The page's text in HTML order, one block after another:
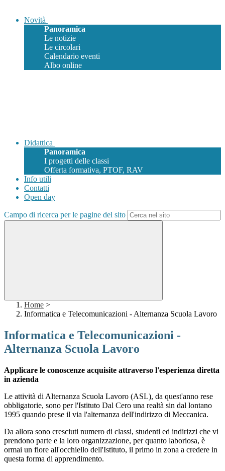
Novità
Panoramica
Le notizie
Le circolari
Calendario eventi
Albo online
Didattica
Panoramica
I progetti delle classi
Offerta formativa, PTOF, RAV
Info utili
Contatti
Open day
Campo di ricerca per le pagine del sito
Home >
Informatica e Telecomunicazioni - Alternanza Scuola Lavoro
Informatica e Telecomunicazioni -
Alternanza Scuola Lavoro
Applicare le conoscenze acquisite attraverso l'esperienza diretta
in azienda
Le attività di Alternanza Scuola Lavoro (ASL), da quest'anno rese
obbligatorie, sono per l'Istituto Dal Cero una realtà sin dal lontano
1995 quando prese il via l'alternanza dell'indirizzo di Meccanica.
Da allora sono cresciuti numero di classi, studenti ed indirizzi che vi
prendono parte e la loro organizzazione, per quanto laboriosa, è
ormai un fiore all'occhiello dell'Istituto, il primo in zona a credere in
questa forma di apprendimento.